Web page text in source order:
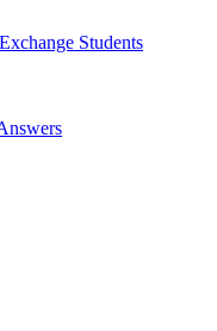
Students